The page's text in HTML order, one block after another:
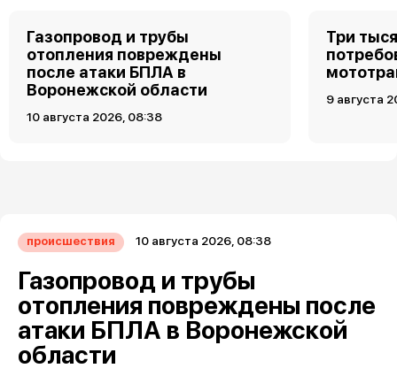
Газопровод и трубы
отопления повреждены
после атаки БПЛА в
Воронежской области
10 августа 2026, 08:38
Три
9 августа
происшествия 10 августа 2026, 08:38
Газопровод и трубы
отопления повреждены после
атаки БПЛА в Воронежской
области